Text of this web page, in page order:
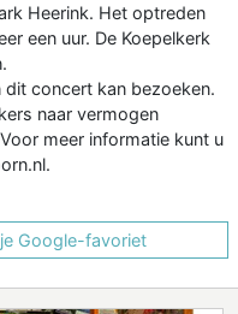
Heerink. Het optreden
een uur. De Koepelkerk
concert kan bezoeken.
naar vermogen
meer informatie kunt u
Google-favoriet